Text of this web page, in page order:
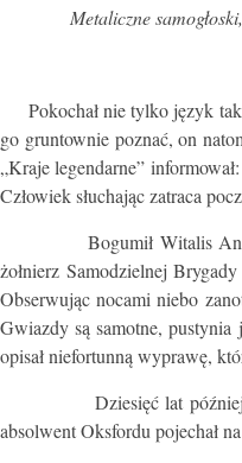
Metaliczne samogłoski,
Pokochał nie tylko język tak
go gruntownie poznać, on
„Kraje legendarne”
Człowiek słuchając zatraca
Bogumił Witalis
żołnierz Samodzielnej
Obserwując nocami niebo
Gwiazdy są samotne,
opisał niefortunną wyprawę,
Dziesięć lat później ta
absolwent Oksfordu pojechał